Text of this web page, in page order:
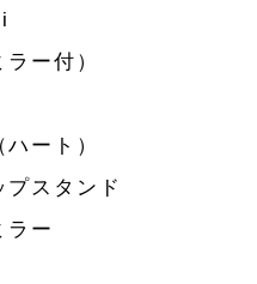
ー付）
ート）
プスタンド
ラー